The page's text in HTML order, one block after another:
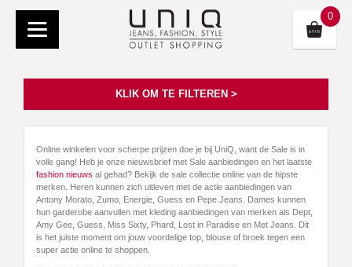
0
KLIK OM TE FILTEREN >
Online winkelen voor scherpe prijzen doe je bij UniQ, want de Sale is in
volle gang! Heb je onze nieuwsbrief met Sale aanbiedingen en het laatste
fashion nieuws al gehad? Bekijk de sale collectie online van de hipste
merken. Heren kunnen zich uitleven met de actie aanbiedingen van
Antony Morato, Zumo, Energie, Guess en Pepe Jeans. Dames kunnen
hun garderobe aanvullen met kleding aanbiedingen van merken als Dept,
Amy Gee, Guess, Miss Sixty, Phard, Lost in Paradise en Met Jeans. Dit
is het juiste moment om jouw voordelige top, blouse of broek tegen een
super actie online te shoppen.